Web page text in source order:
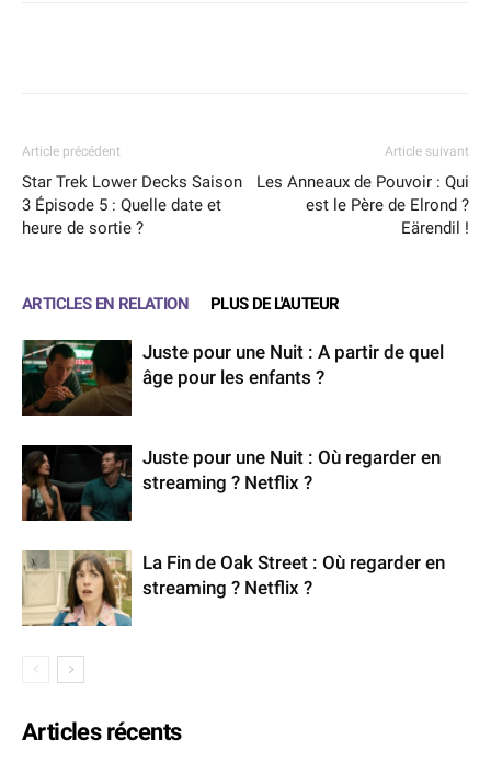
Article précédent
Star Trek Lower Decks Saison
3 Épisode 5 : Quelle date et
heure de sortie ?
Article suivant
Les Anneaux de Pouvoir : Qui
est le Père de Elrond ?
Eärendil !
ARTICLES EN RELATION PLUS DE L'AUTEUR
Juste pour une Nuit : A partir de quel
âge pour les enfants ?
Juste pour une Nuit : Où regarder en
streaming ? Netflix ?
La Fin de Oak Street : Où regarder en
streaming ? Netflix ?
Articles récents